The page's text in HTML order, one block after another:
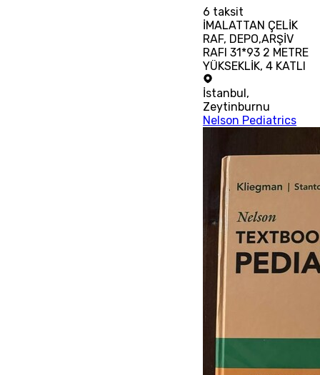
6 taksit
İMALATTAN ÇELİK
RAF, DEPO,ARŞİV
RAFI 31*93 2 METRE
YÜKSEKLİK, 4 KATLI
İstanbul ,
Zeytinburnu
Nelson Pediatrics